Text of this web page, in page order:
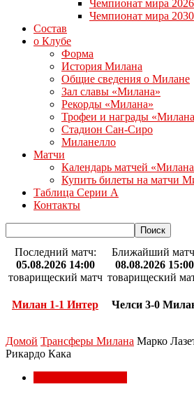
Чемпионат мира 2026
Чемпионат мира 2030
Состав
о Клубе
Форма
История Милана
Общие сведения о Милане
Зал славы «Милана»
Рекорды «Милана»
Трофеи и награды
Стадион Сан-Сиро
Миланелло
Матчи
Календарь матчей
Купить билеты на матчи
Таблица Серии А
Контакты
Последний матч:
05.08.2026 14:00
товарищеский матч
Милан 1-1 Интер
Ближайший
08.08.2026 15:00
товарищеский
Челси 3-0
Домой Трансферы Милана Марко
Рикардо Кака